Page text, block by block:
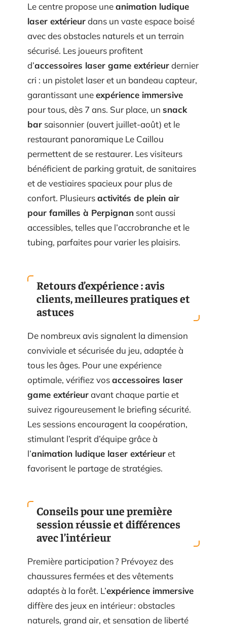
Le centre propose uneanimation ludique
laser extérieurdans un vaste espace boisé
avec des obstacles naturels et un terrain
sécurisé. Les joueurs profitent
d’accessoires laser game extérieurdernier
cri : un pistolet laser et un bandeau capteur,
garantissant uneexpérience immersive
pour tous, dès 7 ans. Sur place, un snack
bar saisonnier (ouvert juillet-août) et le
restaurant panoramique Le Caillou
permettent de se restaurer. Les visiteurs
bénéficient de parking gratuit, de sanitaires
et de vestiaires spacieux pour plus de
confort. Plusieursactivités de plein air
pour familles à Perpignan sont aussi
accessibles, telles que l’accrobranche et le
tubing, parfaites pour varier les plaisirs.
Retours d’expérience : avis
clients, meilleures pratiques et
astuces
De nombreux avis signalent la dimension
conviviale et sécurisée du jeu, adaptée à
tous les âges. Pour une expérience
optimale, vérifiez vosaccessoires laser
game extérieuravant chaque partie et
suivez rigoureusement le briefing sécurité.
Les sessions encouragent la coopération,
stimulant l’esprit d’équipe grâce à
l’animation ludique laser extérieuret
favorisent le partage de stratégies.
Conseils pour une première
session réussie et différences
avec l’intérieur
Première participation ? Prévoyez des
chaussures fermées et des vêtements
adaptés à la forêt. L’expérience immersive
diffère des jeux en intérieur : obstacles
naturels, grand air, et sensation de liberté